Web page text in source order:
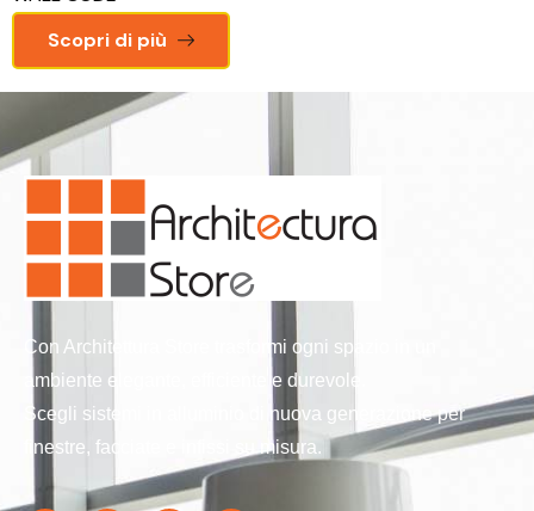
Scopri di più
Con Architettura Store trasformi ogni spazio in un
ambiente elegante, efficiente e durevole.
Scegli sistemi in alluminio di nuova generazione per
finestre, facciate e infissi su misura.